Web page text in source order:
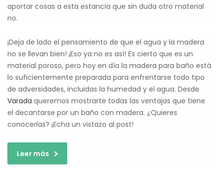
aportar cosas a esta estancia que sin duda otro material
no.
¡Deja de lado el pensamiento de que el agua y la madera
no se llevan bien! ¡Eso ya no es así! Es cierto que es un
material poroso, pero hoy en día la madera para baño está
lo suficientemente preparada para enfrentarse todo tipo
de adversidades, incluidas la humedad y el agua. Desde
Varada queremos mostrarte todas las ventajas que tiene
el decantarse por un baño con madera. ¿Quieres
conocerlas? ¡Echa un vistazo al post!
Leer más